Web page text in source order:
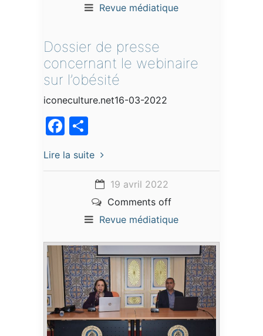
Revue médiatique
Dossier de presse
concernant le webinaire
sur l’obésité
iconeculture.net16-03-2022
Facebook
Lire la suite
19 avril 2022
Comments off
Revue médiatique